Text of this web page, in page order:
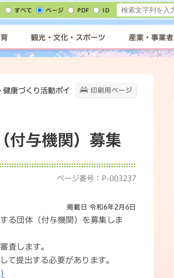
すべて ページ PDF ID
観光・文化・スポーツ 産業・事業者
印刷用ページ
健康づくり活動ポイ
付与機関）募集
ページ番号：P-003237
掲載日 令和6年2月6日
る団体（付与機関）を募集しま
査します。
て提出する必要があります。